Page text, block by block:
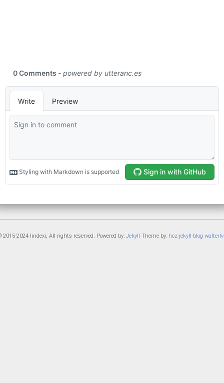
2015-2024 lindexi, All rights reserved. Powered by: Jekyll Theme by: hcz-jekyll-blog walterlv